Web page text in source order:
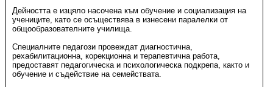
Дейността е изцяло насочена към обучение и социализация на
учениците, като се осъществява в изнесени паралелки от
общообразователните училища.
Специалните педагози провеждат диагностична,
рехабилитационна, корекционна и терапевтична работа,
предоставят педагогическа и психологическа подкрепа, както и
обучение и съдействие на семействата.